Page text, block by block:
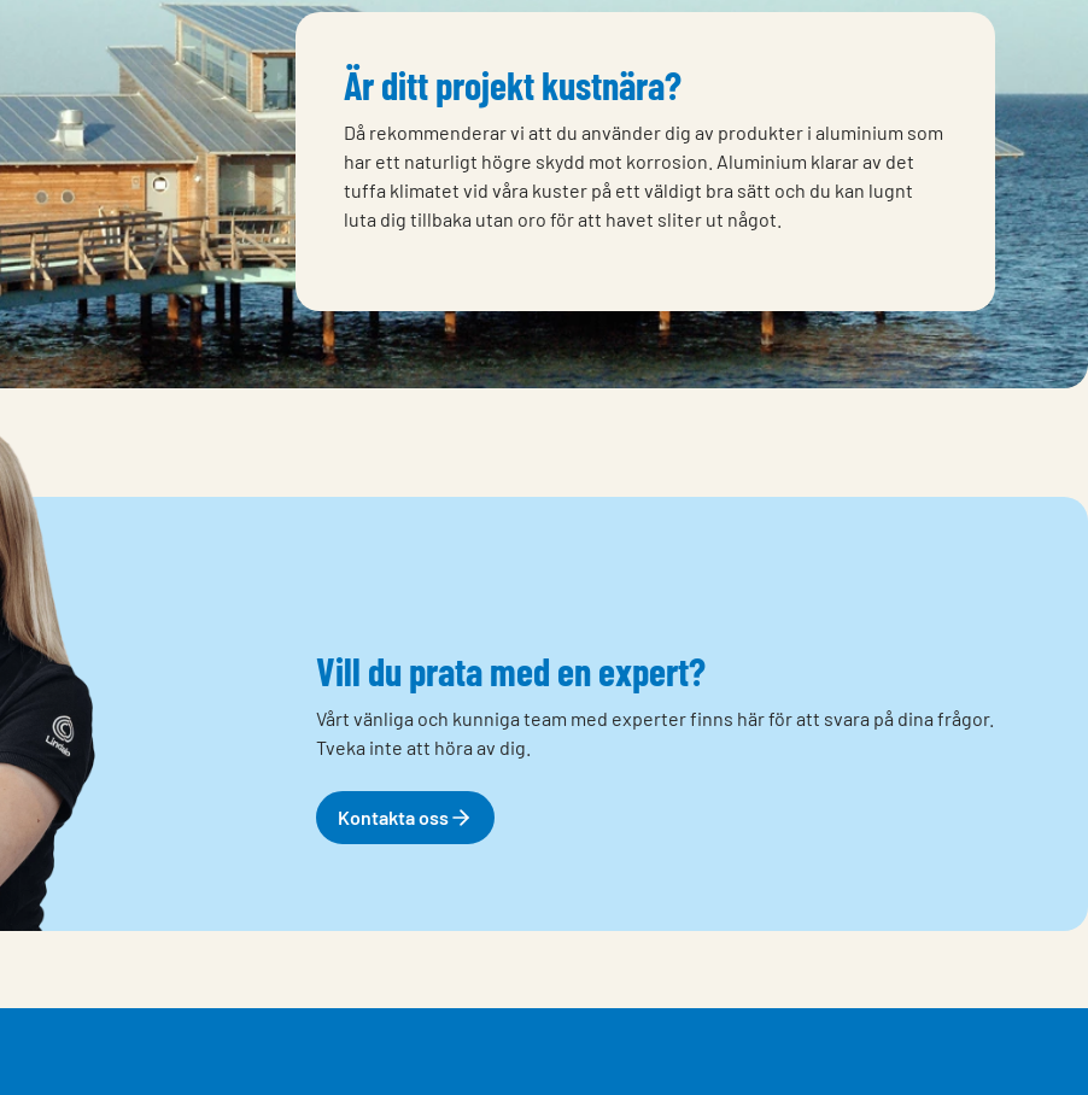
Är ditt projekt kustnära?
Då rekommenderar vi att du använder dig av produkter i aluminium som
har ett naturligt högre skydd mot korrosion. Aluminium klarar av det
tuffa klimatet vid våra kuster på ett väldigt bra sätt och du kan lugnt
luta dig tillbaka utan oro för att havet sliter ut något.
Vill du prata med en expert?
Vårt vänliga och kunniga team med experter finns här för att svara på dina frågor.
Tveka inte att höra av dig.
Kontakta oss